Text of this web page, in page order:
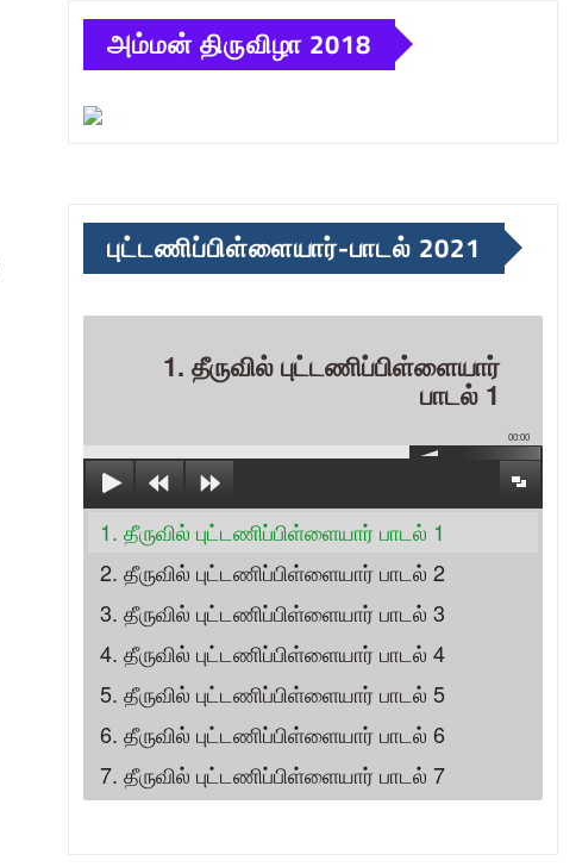
அம்மன் திருவிழா 2018
புட்டணிப்பிள்ளையார்-பாடல் 2021
1. தீருவில் புட்டணிப்பிள்ளையார்
பாடல் 1
00:00
1. தீருவில் புட்டணிப்பிள்ளையார் பாடல் 1
2. தீருவில் புட்டணிப்பிள்ளையார் பாடல் 2
3. தீருவில் புட்டணிப்பிள்ளையார் பாடல் 3
4. தீருவில் புட்டணிப்பிள்ளையார் பாடல் 4
5. தீருவில் புட்டணிப்பிள்ளையார் பாடல் 5
6. தீருவில் புட்டணிப்பிள்ளையார் பாடல் 6
7. தீருவில் புட்டணிப்பிள்ளையார் பாடல் 7